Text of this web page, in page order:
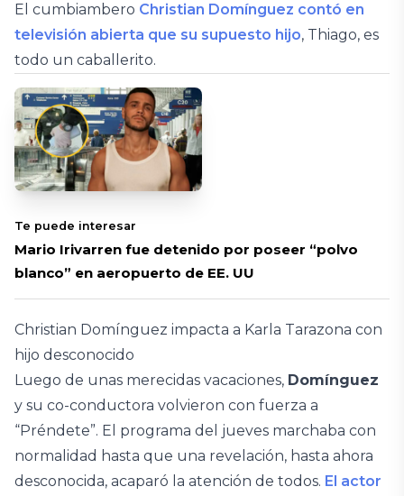
El cumbiambero Christian Domínguez contó en
televisión abierta que su supuesto hijo, Thiago, es
todo un caballerito.
Te puede interesar
Mario Irivarren fue detenido por poseer “polvo
blanco” en aeropuerto de EE. UU
Christian Domínguez impacta a Karla Tarazona con
hijo desconocido
Luego de unas merecidas vacaciones, Domínguez
y su co-conductora volvieron con fuerza a
“Préndete”. El programa del jueves marchaba con
normalidad hasta que una revelación, hasta ahora
desconocida, acaparó la atención de todos. El actor